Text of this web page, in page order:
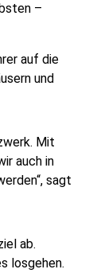
–
auf die
und
Mit
auch in
sagt
ab.
losgehen.